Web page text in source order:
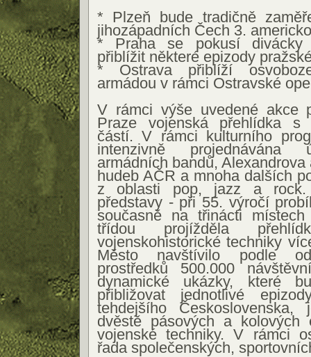
* Plzeň bude tradičně
jihozápadních Čech 3.
* Praha se pokusí divácky
přiblížit některé epizody
* Ostrava přiblíží
armádou v rámci Ostravské
V rámci výše uvedené akce
Praze vojenská přehlídka s
částí. V rámci kulturního
intenzivně projednávána
armádních bandů,
hudeb AČR a mnoha dalších
z oblasti pop, jazz a rock.
představy - při 55. výročí
současně na třinácti místech
třídou projížděla
vojenskohistorické techniky
Město navštívilo podle
prostředků 500.000
dynamické ukázky, které
přibližovat jednotlivé
tehdejšího
dvěstě pásových a kolových
vojenské techniky. V rámci
řada společenských,